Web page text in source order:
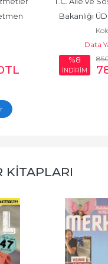
TL
Bakanlığı
Kadrosu
Data
%8
İNDİRİM
KITAPLARI